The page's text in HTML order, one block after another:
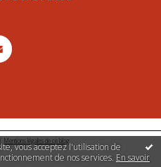
vous acceptez l'utilisation de
de nos services. En savoir
| Mentions légales de ce blog